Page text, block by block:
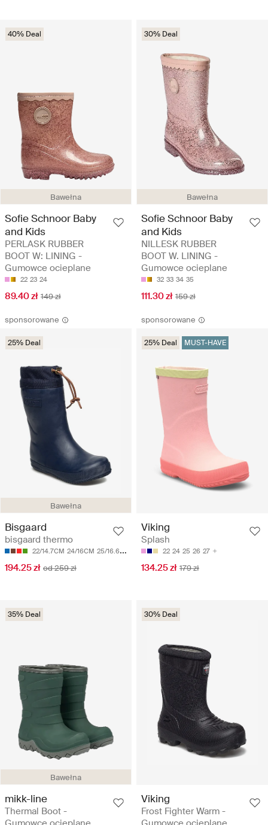
Bawełna
40% Deal
Sofie Schnoor Baby
and Kids
PERLASK RUBBER
BOOT W: LINING -
Gumowce ocieplane
22 23 24
89.40 zł 149 zł
Bawełna
30% Deal
Sofie Schnoor Baby
and Kids
NILLESK RUBBER
BOOT W. LINING -
Gumowce ocieplane
32 33 34 35
111.30 zł 159 zł
sponsorowane
Bawełna
25% Deal
Bisgaard
bisgaard thermo
22/14.7CM 24/16CM 25/16.6CM 27/17.9CM 28/18.7CM
194.25 zł od 259 zł
sponsorowane
25% Deal MUST-HAVE
Viking
Splash
22 24 25 26 27
134.25 zł 179 zł
Bawełna
35% Deal
mikk-line
Thermal Boot -
30% Deal
Viking
Frost Fighter Warm -